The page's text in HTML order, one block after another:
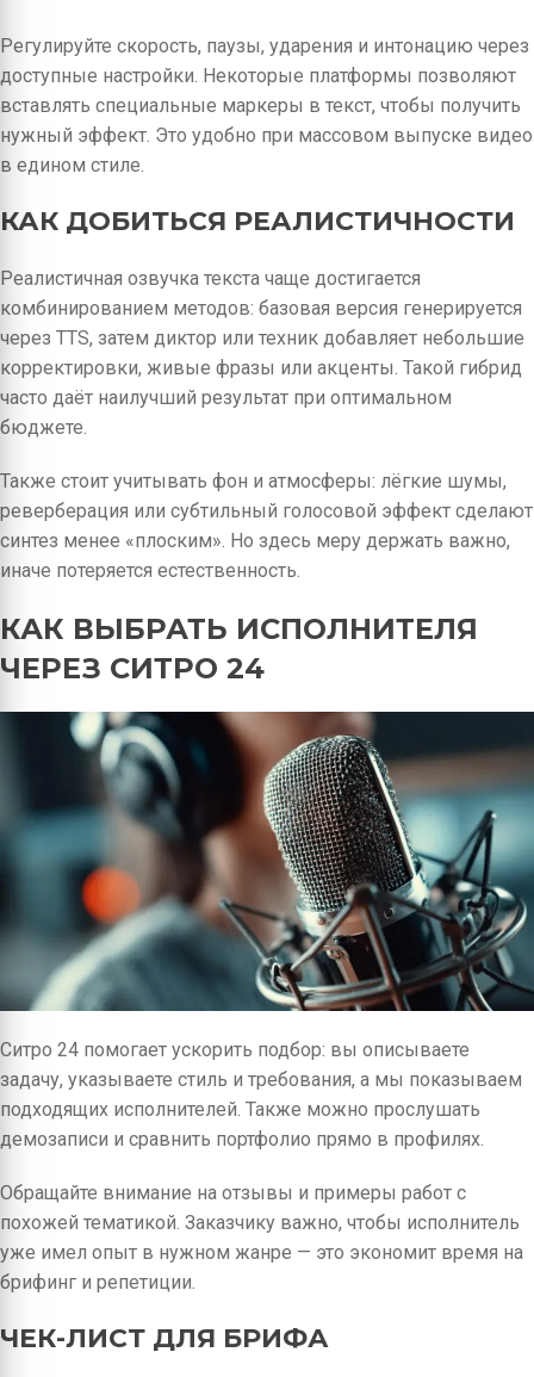
Регулируйте скорость, паузы, ударения и интонацию через
доступные настройки. Некоторые платформы позволяют
вставлять специальные маркеры в текст, чтобы получить
нужный эффект. Это удобно при массовом выпуске видео
в едином стиле.
КАК ДОБИТЬСЯ РЕАЛИСТИЧНОСТИ
Реалистичная озвучка текста чаще достигается
комбинированием методов: базовая версия генерируется
через TTS, затем диктор или техник добавляет небольшие
корректировки, живые фразы или акценты. Такой гибрид
часто даёт наилучший результат при оптимальном
бюджете.
Также стоит учитывать фон и атмосферы: лёгкие шумы,
реверберация или субтильный голосовой эффект сделают
синтез менее «плоским». Но здесь меру держать важно,
иначе потеряется естественность.
КАК ВЫБРАТЬ ИСПОЛНИТЕЛЯ
ЧЕРЕЗ СИТРО 24
Ситро 24 помогает ускорить подбор: вы описываете
задачу, указываете стиль и требования, а мы показываем
подходящих исполнителей. Также можно прослушать
демозаписи и сравнить портфолио прямо в профилях.
Обращайте внимание на отзывы и примеры работ с
похожей тематикой. Заказчику важно, чтобы исполнитель
уже имел опыт в нужном жанре — это экономит время на
брифинг и репетиции.
ЧЕК-ЛИСТ ДЛЯ БРИФА